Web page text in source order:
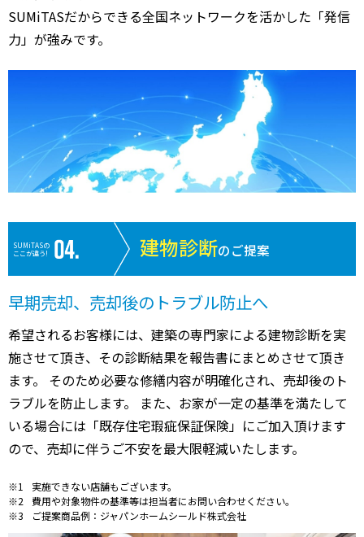
SUMiTASだからできる全国ネットワークを活かした「発信
力」が強みです。
SUMiTASの
ここが違う!
建物診断のご提案
早期売却、売却後のトラブル防止へ
希望されるお客様には、建築の専門家による建物診断を実
施させて頂き、その診断結果を報告書にまとめさせて頂き
ます。 そのため必要な修繕内容が明確化され、売却後のト
ラブルを防止します。 また、お家が一定の基準を満たして
いる場合には「既存住宅瑕疵保証保険」にご加入頂けます
ので、売却に伴うご不安を最大限軽減いたします。
実施できない店舗もございます。
費用や対象物件の基準等は担当者にお問い合わせください。
ご提案商品例：ジャパンホームシールド株式会社